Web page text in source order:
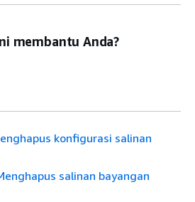
membantu Anda?
konfigurasi salinan
salinan bayangan